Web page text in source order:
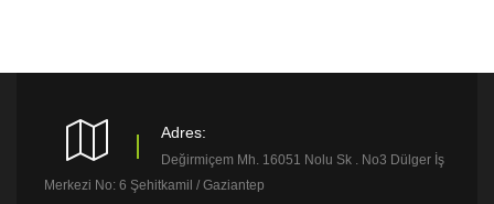
Adres:
Değirmiçem Mh. 16051 Nolu Sk . No3 Dülger İş
Merkezi No: 6 Şehitkamil / Gaziantep